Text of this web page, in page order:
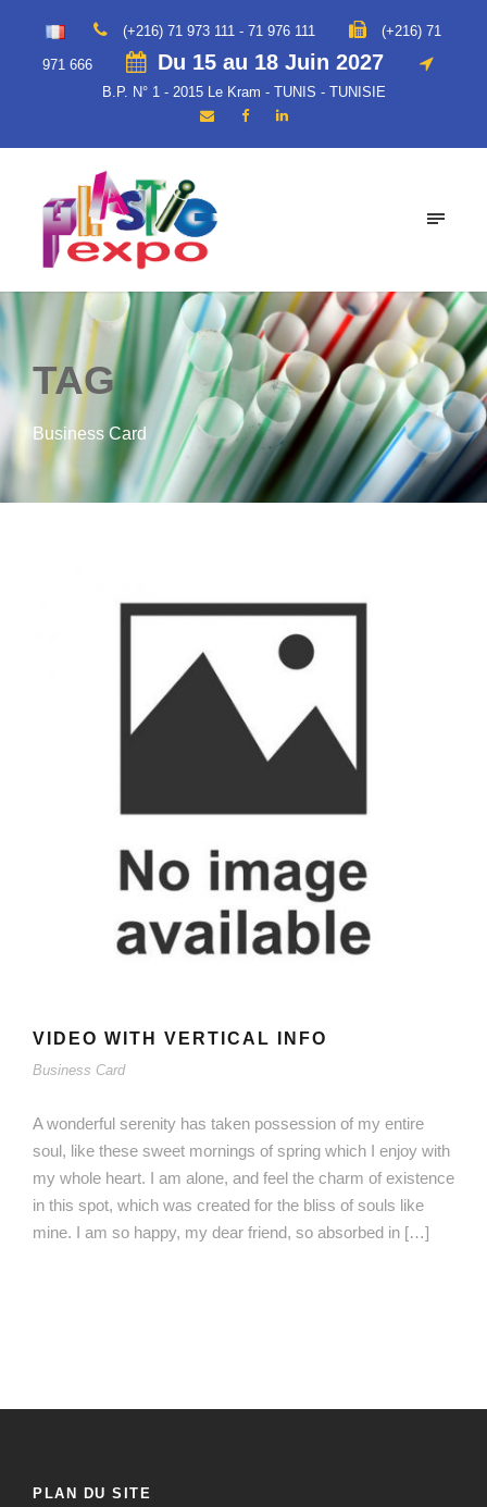
(+216) 71 973 111 - 71 976 111 (+216) 71
971 666 Du 15 au 18 Juin 2027
B.P. N° 1 - 2015 Le Kram - TUNIS - TUNISIE
TAG
Business Card
VIDEO WITH VERTICAL INFO
Business Card
A wonderful serenity has taken possession of my entire
soul, like these sweet mornings of spring which I enjoy with
my whole heart. I am alone, and feel the charm of existence
in this spot, which was created for the bliss of souls like
mine. I am so happy, my dear friend, so absorbed in […]
PLAN DU SITE